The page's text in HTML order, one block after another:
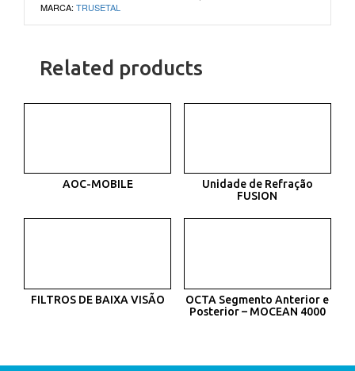
MARCA: TRUSETAL
Related products
AOC-MOBILE
Unidade de Refração
FUSION
FILTROS DE BAIXA VISÃO
OCTA Segmento Anterior e
Posterior – MOCEAN 4000